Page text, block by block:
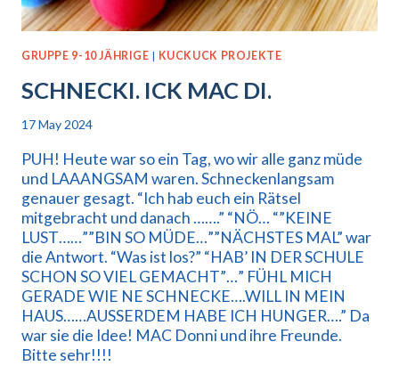
GRUPPE 9-10 JÄHRIGE | KUCKUCK PROJEKTE
SCHNECKI. ICK MAC DI.
17 May 2024
PUH! Heute war so ein Tag, wo wir alle ganz müde
und LAAANGSAM waren. Schneckenlangsam
genauer gesagt. “Ich hab euch ein Rätsel
mitgebracht und danach …….” “NÖ… “”KEINE
LUST……””BIN SO MÜDE…””NÄCHSTES MAL” war
die Antwort. “Was ist los?” “HAB’ IN DER SCHULE
SCHON SO VIEL GEMACHT”…” FÜHL MICH
GERADE WIE NE SCHNECKE….WILL IN MEIN
HAUS……AUSSERDEM HABE ICH HUNGER….” Da
war sie die Idee! MAC Donni und ihre Freunde.
Bitte sehr!!!!